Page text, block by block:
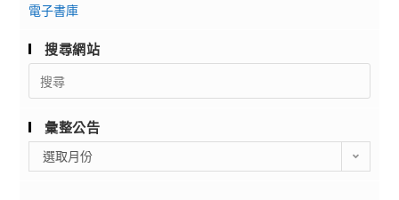
電子書庫
搜尋網站
Search
for:
彙整公告
整
選取月份